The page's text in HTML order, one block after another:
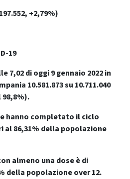
+2,79%)
19
7,02 di oggi 9 gennaio 2022 in
10.581.873 su 10.711.040
hanno completato il ciclo
al 86,31% della popolazione
almeno una dose è di
della popolazione over 12.